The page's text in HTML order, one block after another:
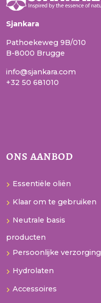
Sjankara
Pathoekeweg 9B/010
B-8000 Brugge
info@sjankara.com
+32 50 681010
ons aanbod
Essentiële oliën
Klaar om te gebruiken
Neutrale basis
producten
Persoonlijke verzorging
Hydrolaten
Accessoires